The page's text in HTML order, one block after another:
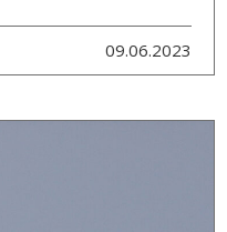
09.06.2023